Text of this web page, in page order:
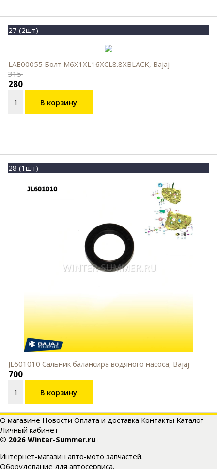
27 (2шт)
LAE00055 Болт M6X1XL16XCL8.8XBLACK, Bajaj
315
280
В корзину
28 (1шт)
JL601010 Сальник балансира водяного насоса, Bajaj
700
В корзину
О магазине Новости Оплата и доставка Контакты Каталог
Личный кабинет
© 2026 Winter-Summer.ru
Интернет-магазин авто-мото запчастей.
Оборудование для автосервиса.